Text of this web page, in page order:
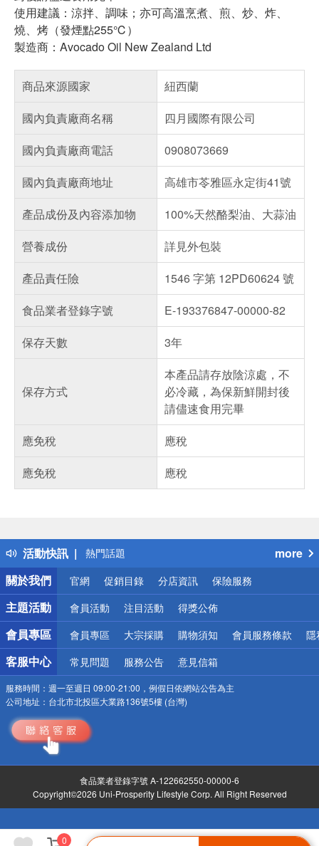
0
使用建議：涼拌、調味；亦可高溫烹煮、煎、炒、炸、
燒、烤（發煙點255℃）
製造商：Avocado Oil New Zealand Ltd
商品來源國家
紐西蘭
國內負責廠商名稱
四月國際有限公司
國內負責廠商電話
0908073669
國內負責廠商地址
高雄市苓雅區永定街41號
產品成份及內容添加物
100%天然酪梨油、大蒜油
營養成份
詳見外包裝
產品責任險
1546 字第 12PD60624 號
食品業者登錄字號
E-193376847-00000-82
保存天數
3年
保存方式
本產品請存放陰涼處，不
必冷藏，為保新鮮開封後
請儘速食用完畢
應免稅
應稅
應免稅
應稅
活動快訊
得獎公告
熱門話題
銀行優惠
偏遠地區配送
詐騙網頁！請小心！
more
關於我們
官網 促銷目錄 分店資訊 保險服務
主題活動 會員活動 注目活動 得獎公佈
會員專區 會員專區 大宗採購 購物須知 會員服務條款 隱
客服中心 常見問題 服務公告 意見信箱
服務時間： 週一至週日 09:00-21:00，例假日依網站公告為主
公司地址： 台北市北投區大業路136號5樓 (台灣)
食品業者登錄字號 A-122662550-00000-6
Copyright©2026 Uni-Prosperity Lifestyle Corp. All Right Reserved